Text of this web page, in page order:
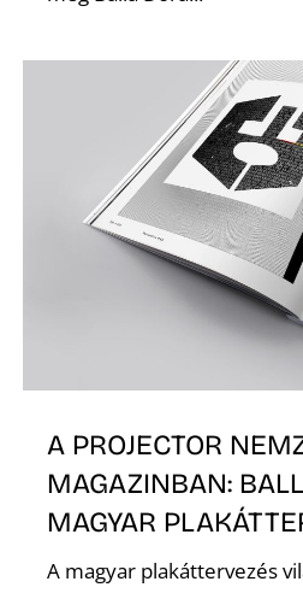
A PROJECTOR
MAGAZINBAN:
MAGYAR
A magyar plakáttervezés